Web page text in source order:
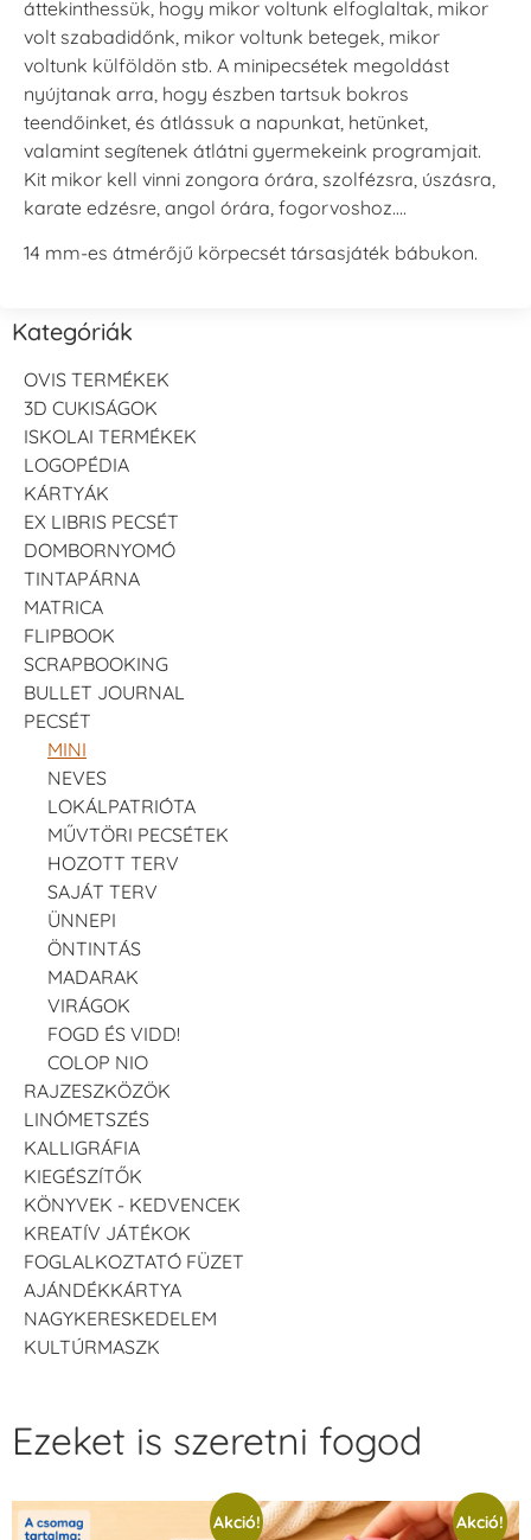
áttekinthessük, hogy mikor voltunk elfoglaltak, mikor
volt szabadidőnk, mikor voltunk betegek, mikor
voltunk külföldön stb. A minipecsétek megoldást
nyújtanak arra, hogy észben tartsuk bokros
teendőinket, és átlássuk a napunkat, hetünket,
valamint segítenek átlátni gyermekeink programjait.
Kit mikor kell vinni zongora órára, szolfézsra, úszásra,
karate edzésre, angol órára, fogorvoshoz….
14 mm-es átmérőjű körpecsét társasjáték bábukon.
Kategóriák
OVIS TERMÉKEK
3D CUKISÁGOK
ISKOLAI TERMÉKEK
LOGOPÉDIA
KÁRTYÁK
EX LIBRIS PECSÉT
DOMBORNYOMÓ
TINTAPÁRNA
MATRICA
FLIPBOOK
SCRAPBOOKING
BULLET JOURNAL
PECSÉT
MINI
NEVES
LOKÁLPATRIÓTA
MŰVTÖRI PECSÉTEK
HOZOTT TERV
SAJÁT TERV
ÜNNEPI
ÖNTINTÁS
MADARAK
VIRÁGOK
FOGD ÉS VIDD!
COLOP NIO
RAJZESZKÖZÖK
LINÓMETSZÉS
KALLIGRÁFIA
KIEGÉSZÍTŐK
KÖNYVEK - KEDVENCEK
KREATÍV JÁTÉKOK
FOGLALKOZTATÓ FÜZET
AJÁNDÉKKÁRTYA
NAGYKERESKEDELEM
KULTÚRMASZK
Ezeket is szeretni fogod
Akció! Akció!